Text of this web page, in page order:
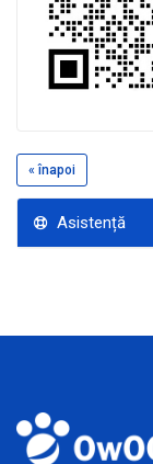
« înapoi
Asistență